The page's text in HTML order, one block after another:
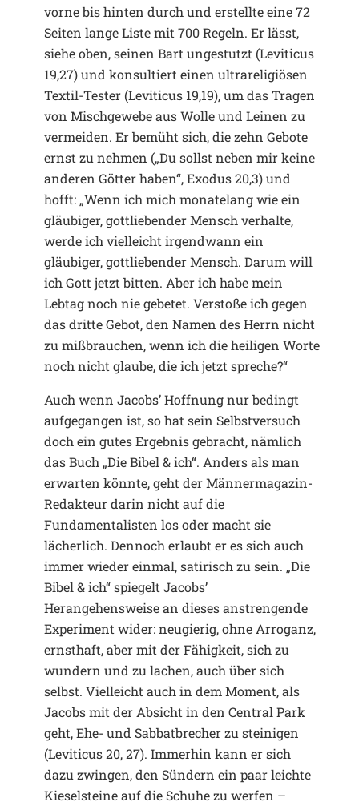
vorne bis hinten durch und erstellte eine 72
Seiten lange Liste mit 700 Regeln. Er lässt,
siehe oben, seinen Bart ungestutzt (Leviticus
19,27) und konsultiert einen ultrareligiösen
Textil-Tester (Leviticus 19,19), um das Tragen
von Mischgewebe aus Wolle und Leinen zu
vermeiden. Er bemüht sich, die zehn Gebote
ernst zu nehmen („Du sollst neben mir keine
anderen Götter haben“, Exodus 20,3) und
hofft: „Wenn ich mich monatelang wie ein
gläubiger, gottliebender Mensch verhalte,
werde ich vielleicht irgendwann ein
gläubiger, gottliebender Mensch. Darum will
ich Gott jetzt bitten. Aber ich habe mein
Lebtag noch nie gebetet. Verstoße ich gegen
das dritte Gebot, den Namen des Herrn nicht
zu mißbrauchen, wenn ich die heiligen Worte
noch nicht glaube, die ich jetzt spreche?“
Auch wenn Jacobs’ Hoffnung nur bedingt
aufgegangen ist, so hat sein Selbstversuch
doch ein gutes Ergebnis gebracht, nämlich
das Buch „Die Bibel & ich“. Anders als man
erwarten könnte, geht der Männermagazin-
Redakteur darin nicht auf die
Fundamentalisten los oder macht sie
lächerlich. Dennoch erlaubt er es sich auch
immer wieder einmal, satirisch zu sein. „Die
Bibel & ich“ spiegelt Jacobs’
Herangehensweise an dieses anstrengende
Experiment wider: neugierig, ohne Arroganz,
ernsthaft, aber mit der Fähigkeit, sich zu
wundern und zu lachen, auch über sich
selbst. Vielleicht auch in dem Moment, als
Jacobs mit der Absicht in den Central Park
geht, Ehe- und Sabbatbrecher zu steinigen
(Leviticus 20, 27). Immerhin kann er sich
dazu zwingen, den Sündern ein paar leichte
Kieselsteine auf die Schuhe zu werfen –